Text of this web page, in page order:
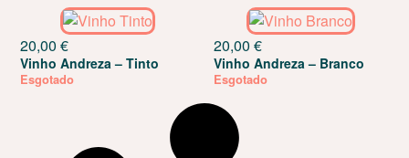
20,00€
Vinho Andreza – Tinto
Esgotado
20,00 €
Vinho Andreza – Branco
Esgotado